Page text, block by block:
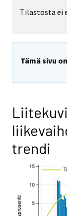
Tilastosta ei
Tämä sivu
trendi